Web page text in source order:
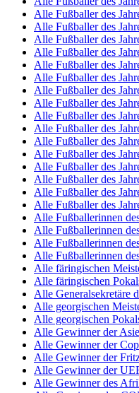
Alle Fußballer des
Alle Fußballer des
Alle Fußballer des
Alle Fußballer des
Alle Fußballer des
Alle Fußballer des
Alle Fußballer des
Alle Fußballer des
Alle Fußballer des
Alle Fußballer des
Alle Fußballer des
Alle Fußballer des
Alle Fußballer des
Alle Fußballer des
Alle Fußballer des
Alle Fußballer des
Alle Fußballerinnen
Alle Fußballerinnen
Alle Fußballerinnen
Alle Fußballerinnen
Alle färingischen
Alle färingischen
Alle Generalsekretäre
Alle georgischen
Alle georgischen
Alle Gewinner der
Alle Gewinner der
Alle Gewinner der
Alle Gewinner der
Alle Gewinner des